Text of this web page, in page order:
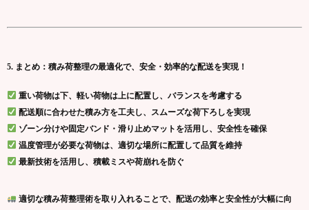
5. まとめ：積み荷整理の最適化で、安全・効率的な配送を実現！
重い荷物は下、軽い荷物は上に配置し、バランスを考慮する
配送順に合わせた積み方を工夫し、スムーズな荷下ろしを実現
ゾーン分けや固定バンド・滑り止めマットを活用し、安全性を確保
温度管理が必要な荷物は、適切な場所に配置して品質を維持
最新技術を活用し、積載ミスや荷崩れを防ぐ
適切な積み荷整理術を取り入れることで、配送の効率と安全性が大幅に向